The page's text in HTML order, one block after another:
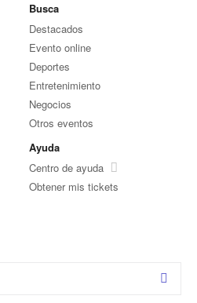
Busca
Destacados
Evento online
Deportes
Entretenimiento
Negocios
Otros eventos
Ayuda
Centro de ayuda
Obtener mis tickets